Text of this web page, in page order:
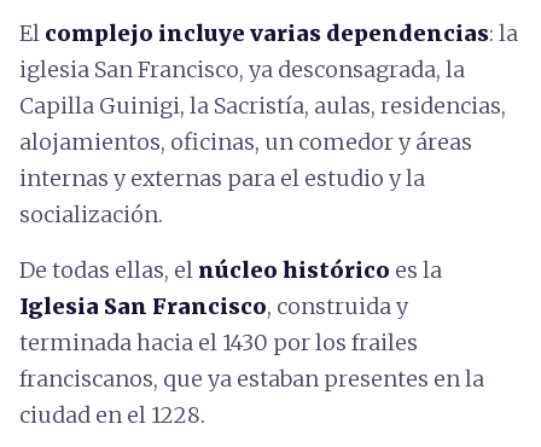
El complejo incluye varias dependencias: la
iglesia San Francisco, ya desconsagrada, la
Capilla Guinigi, la Sacristía, aulas, residencias,
alojamientos, oficinas, un comedor y áreas
internas y externas para el estudio y la
socialización.
De todas ellas, el núcleo histórico es la
Iglesia San Francisco, construida y
terminada hacia el 1430 por los frailes
franciscanos, que ya estaban presentes en la
ciudad en el 1228.